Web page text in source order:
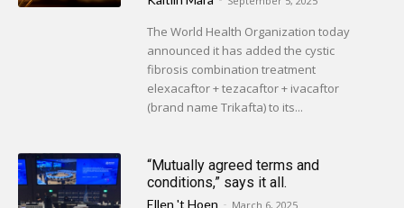
The World Health Organization today
announced it has added the cystic
fibrosis combination treatment
elexacaftor + tezacaftor + ivacaftor
(brand name Trikafta) to its...
“Mutually agreed terms and
conditions,” says it all.
Ellen 't Hoen - March 6, 2025